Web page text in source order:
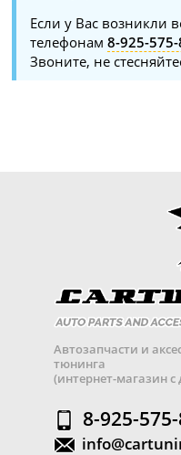
Если у Вас возникли
телефонам8-925-575-
Звоните, не
Автозапчасти и
тюнинга
(интернет-магазин
8-925-